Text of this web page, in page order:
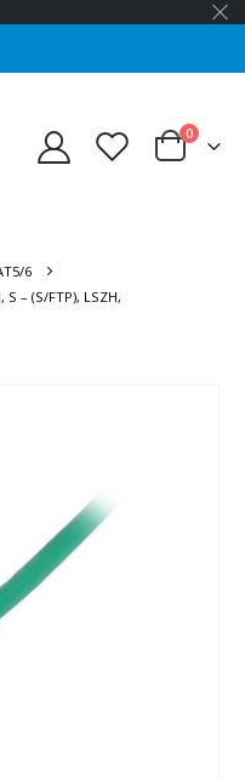
0
6
S – (S/FTP), LSZH,